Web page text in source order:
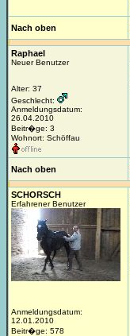
Nach oben
Raphael
Neuer Benutzer
Alter: 37
Geschlecht:
Anmeldungsdatum:
26.04.2010
Beitr�ge: 3
Wohnort: Schöffau
Nach oben
SCHORSCH
Erfahrener Benutzer
Anmeldungsdatum:
12.01.2010
Beitr�ge: 578